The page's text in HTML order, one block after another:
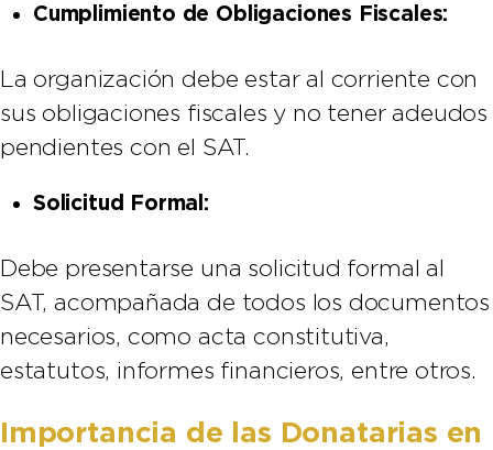
Cumplimiento de Obligaciones Fiscales:
La organización debe estar al corriente con
sus obligaciones fiscales y no tener adeudos
pendientes con el SAT.
Solicitud Formal:
Debe presentarse una solicitud formal al
SAT, acompañada de todos los documentos
necesarios, como acta constitutiva,
estatutos, informes financieros, entre otros.
Importancia de las Donatarias en